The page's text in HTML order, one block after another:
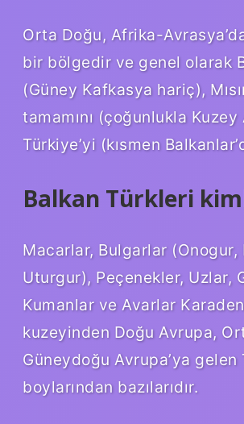
Orta Doğu, Afrika-
bir bölgedir ve genel olarak
(Güney Kafkasya hariç),
tamamını (çoğunlukla Kuzey
Türkiye’yi (kısmen
Balkan Türkleri
Macarlar, Bulgarlar (Onogur,
Uturgur), Peçenekler, Uzlar,
Kumanlar ve Avarlar
kuzeyinden Doğu Avrupa,
Güneydoğu Avrupa’ya gelen
boylarından bazılarıdır.